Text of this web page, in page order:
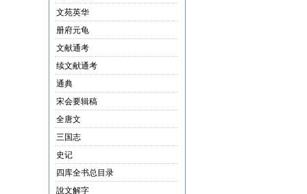
文苑英华
册府元龟
文献通考
续文献通考
通典
宋会要辑稿
全唐文
三国志
史记
四库全书总目录
說文解字